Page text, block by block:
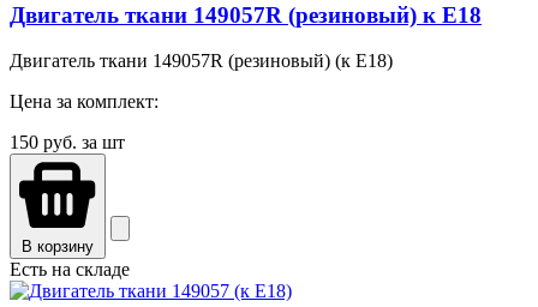
Двигатель ткани 149057R (резиновый) к E18
Двигатель ткани 149057R (резиновый) (к E18)
Цена за комплект:
150 руб. за шт
В корзину
Есть на складе